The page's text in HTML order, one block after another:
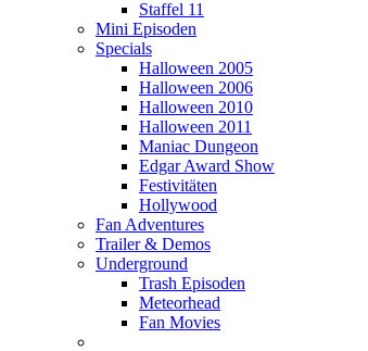
Staffel 11
Mini Episoden
Specials
Halloween 2005
Halloween 2006
Halloween 2010
Halloween 2011
Maniac Dungeon
Edgar Award Show
Festivitäten
Hollywood
Fan Adventures
Trailer & Demos
Underground
Trash Episoden
Meteorhead
Fan Movies